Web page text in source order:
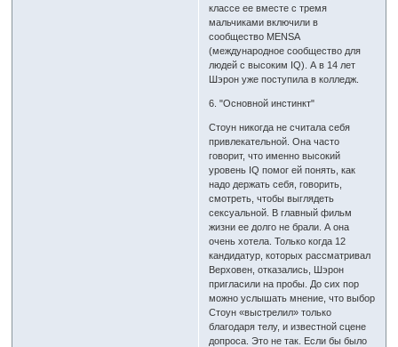
классе ее вместе с тремя
мальчиками включили в
сообщество MENSA
(международное сообщество для
людей с высоким IQ). А в 14 лет
Шэрон уже поступила в колледж.
6. "Основной инстинкт"
Стоун никогда не считала себя
привлекательной. Она часто
говорит, что именно высокий
уровень IQ помог ей понять, как
надо держать себя, говорить,
смотреть, чтобы выглядеть
сексуальной. В главный фильм
жизни ее долго не брали. А она
очень хотела. Только когда 12
кандидатур, которых рассматривал
Верховен, отказались, Шэрон
пригласили на пробы. До сих пор
можно услышать мнение, что выбор
Стоун «выстрелил» только
благодаря телу, и известной сцене
допроса. Это не так. Если бы было